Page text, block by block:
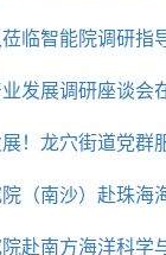
临智能院调研指
发展调研座谈
！龙穴街道党群
（南沙）赴珠海
赴南方海洋科